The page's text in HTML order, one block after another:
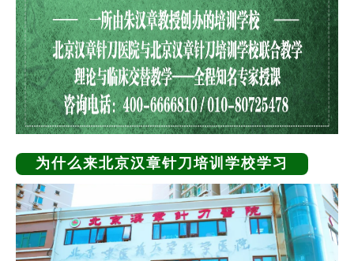
为什么来北京汉章针刀培训学校学习